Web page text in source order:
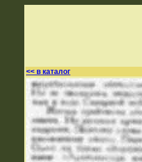
<< в каталог